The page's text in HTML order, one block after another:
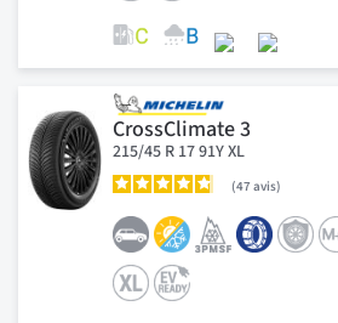
CrossClimate 3
215/45 R 17 91Y XL
47 avis